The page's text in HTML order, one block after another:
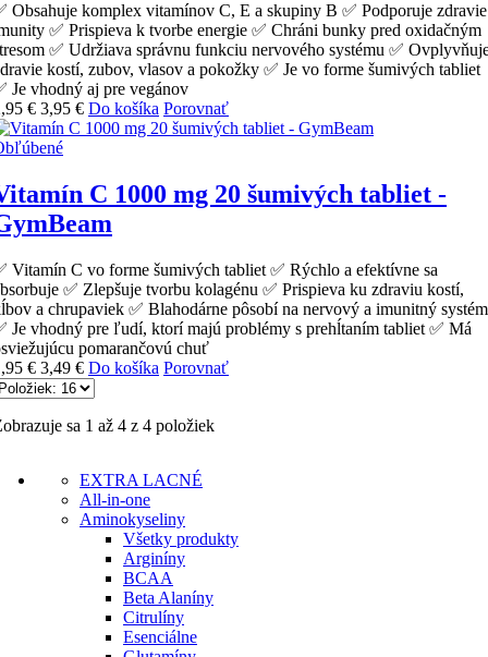
Obsahuje komplex vitamínov C, E a skupiny B ✅ Podporuje zdravie
✅ Prispieva k tvorbe energie ✅ Chráni bunky pred oxidačným
✅ Udržiava správnu funkciu nervového systému ✅
kostí, zubov, vlasov a pokožky ✅ Je vo forme šumivých tabliet
Je vhodný aj pre vegánov
€ 3,95 € Do košíka Porovnať
C 1000 mg 20 šumivých tabliet -
Vitamín C vo forme šumivých tabliet ✅ Rýchlo a efektívne sa
✅ Zlepšuje tvorbu kolagénu ✅ Prispieva ku zdraviu kostí,
a chrupaviek ✅ Blahodárne pôsobí na nervový a imunitný systém
Je vhodný pre ľudí, ktorí majú problémy s prehĺtaním tabliet ✅ Má
pomarančovú chuť
€ 3,49 € Do košíka Porovnať
sa 1 až 4 z 4 položiek
EXTRA LACNÉ
All-in-one
Aminokyseliny
Všetky produkty
Arginíny
BCAA
Beta Alaníny
Citrulíny
Esenciálne